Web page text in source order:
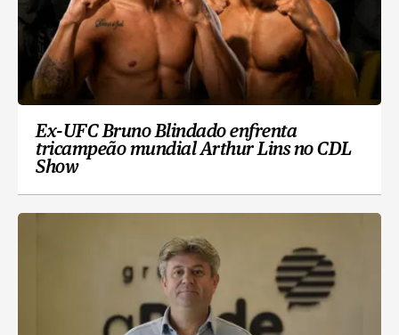
Ex-UFC Bruno Blindado enfrenta
tricampeão mundial Arthur Lins no CDL
Show